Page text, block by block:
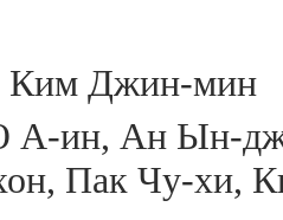
Ким Джин-мин
ин, Ан Ын-
Пак Чу-хи,